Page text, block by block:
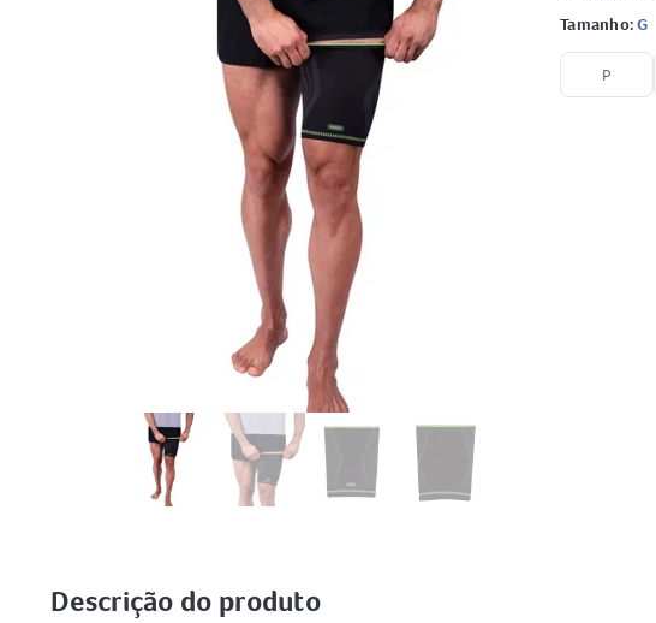
Tamanho:G
P
Descrição do produto